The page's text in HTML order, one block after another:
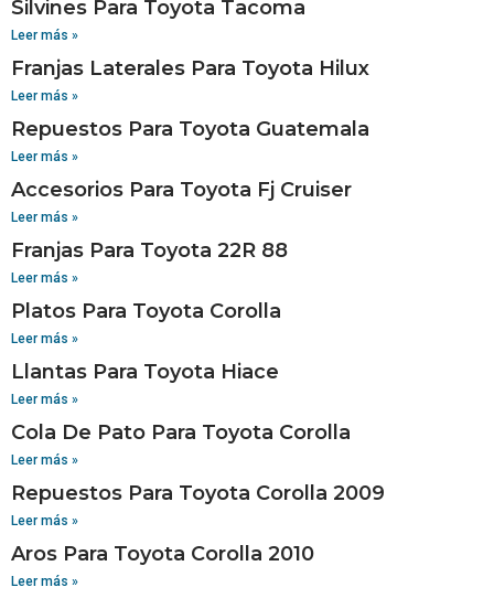
Silvines Para Toyota Tacoma
Leer más »
Franjas Laterales Para Toyota Hilux
Leer más »
Repuestos Para Toyota Guatemala
Leer más »
Accesorios Para Toyota Fj Cruiser
Leer más »
Franjas Para Toyota 22R 88
Leer más »
Platos Para Toyota Corolla
Leer más »
Llantas Para Toyota Hiace
Leer más »
Cola De Pato Para Toyota Corolla
Leer más »
Repuestos Para Toyota Corolla 2009
Leer más »
Aros Para Toyota Corolla 2010
Leer más »